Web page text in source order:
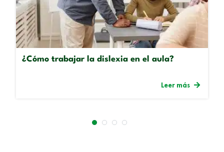
¿Cómo trabajar la dislexia en el aula?
Leer más